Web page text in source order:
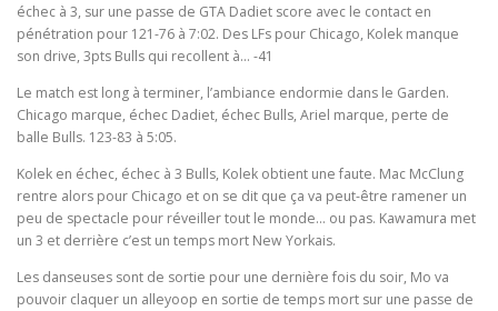
échec à 3, sur une passe de GTA Dadiet score avec le contact en
pénétration pour 121-76 à 7:02. Des LFs pour Chicago, Kolek manque
son drive, 3pts Bulls qui recollent à… -41
Le match est long à terminer, l’ambiance endormie dans le Garden.
Chicago marque, échec Dadiet, échec Bulls, Ariel marque, perte de
balle Bulls. 123-83 à 5:05.
Kolek en échec, échec à 3 Bulls, Kolek obtient une faute. Mac McClung
rentre alors pour Chicago et on se dit que ça va peut-être ramener un
peu de spectacle pour réveiller tout le monde… ou pas. Kawamura met
un 3 et derrière c’est un temps mort New Yorkais.
Les danseuses sont de sortie pour une dernière fois du soir, Mo va
pouvoir claquer un alleyoop en sortie de temps mort sur une passe de